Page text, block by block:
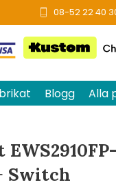
08-52 22 40
Blogg Alla
Switch
på 0 betyg.